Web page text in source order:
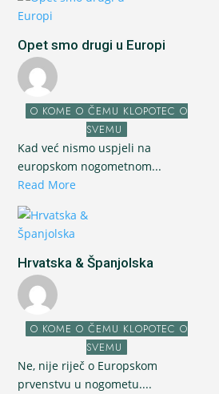
Opet smo drugi u Europi
O KOME O ČEMU KLOPOTEC O
SVEMU
Kad već nismo uspjeli na
europskom nogometnom...
Read More
Hrvatska & Španjolska
O KOME O ČEMU KLOPOTEC O
SVEMU
Ne, nije riječ o Europskom
prvenstvu u nogometu....